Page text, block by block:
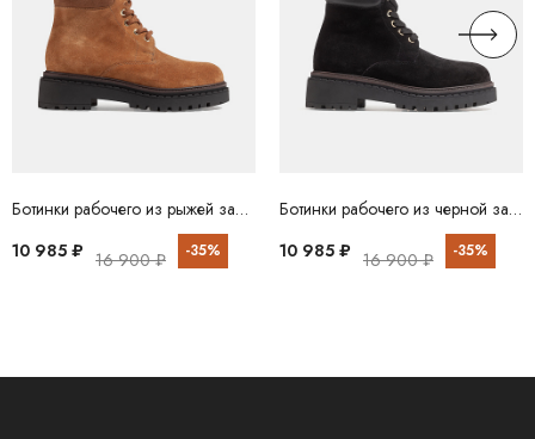
Ботинки рабочего из рыжей замши BABOOS
10 985 ₽ 16 900 ₽ -35%
Ботинки рабочего из черной замши BABOOS
10 985 ₽ 16 900 ₽ -35%